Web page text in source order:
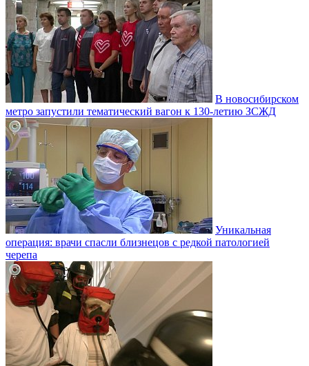
В новосибирском
метро запустили тематический вагон к 130-летию ЗСЖД
Уникальная
операция: врачи спасли близнецов с редкой патологией
черепа